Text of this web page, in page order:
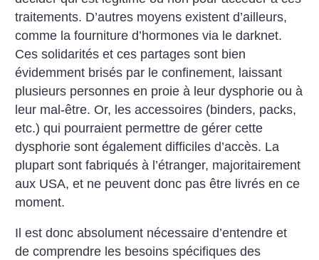
traitements. D’autres moyens existent d’ailleurs,
comme la fourniture d’hormones via le darknet.
Ces solidarités et ces partages sont bien
évidemment brisés par le confinement, laissant
plusieurs personnes en proie à leur dysphorie ou à
leur mal-être. Or, les accessoires (binders, packs,
etc.) qui pourraient permettre de gérer cette
dysphorie sont également difficiles d’accès. La
plupart sont fabriqués à l’étranger, majoritairement
aux USA, et ne peuvent donc pas être livrés en ce
moment.
Il est donc absolument nécessaire d’entendre et
de comprendre les besoins spécifiques des